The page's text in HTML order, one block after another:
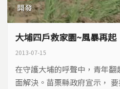
開發
大埔四戶救家園~風暴再起
2013-07-15
在守護大埔的呼聲中，青年
面解決。苗栗縣政府宣示，